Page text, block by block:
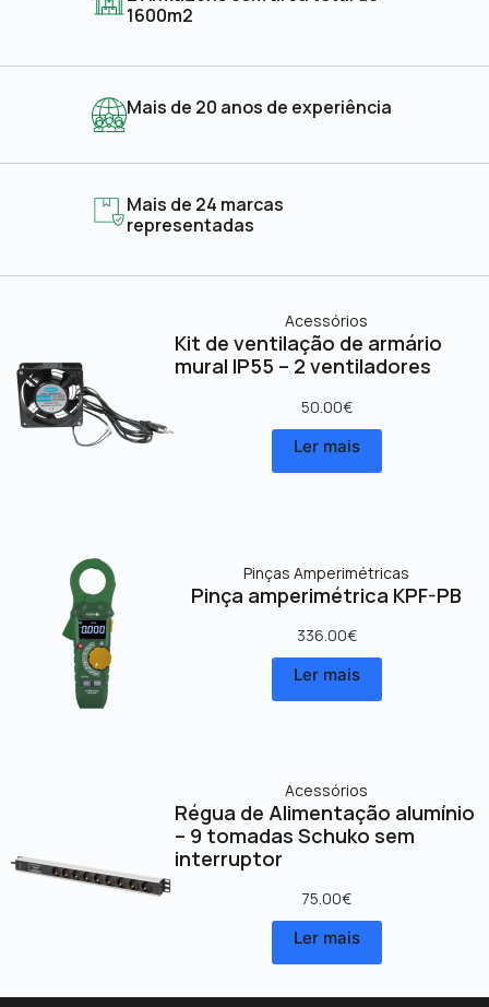
1600m2
Mais de 20 anos de experiência
Mais de 24 marcas
representadas
Acessórios
Kit de ventilação de armário
mural IP55 – 2 ventiladores
50.00€
Ler mais
Pinças Amperimétricas
Pinça amperimétrica KPF-PB
336.00€
Ler mais
Acessórios
Régua de Alimentação alumínio
– 9 tomadas Schuko sem
interruptor
75.00€
Ler mais